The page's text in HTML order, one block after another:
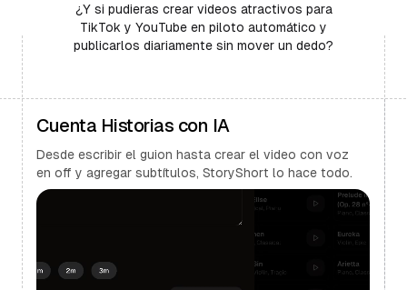
¿Y si pudieras crear videos atractivos para
TikTok y YouTube en piloto automático y
publicarlos diariamente sin mover un dedo?
Cuenta Historias con IA
Desde escribir el guion hasta crear el video con voz
en off y agregar subtítulos, StoryShort lo hace todo.